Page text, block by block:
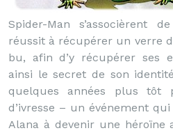
Spider-Man s’associèrent
réussit à récupérer un verre
bu, afin d’y récupérer ses
ainsi le secret de son
quelques années plus tôt
d’ivresse – un événement
Alana à devenir une héroïne